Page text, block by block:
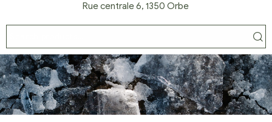
Rue centrale 6, 1350 Orbe